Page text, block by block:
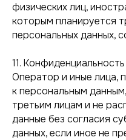
физических лиц,
которым планируется
персональных данных,
11.
Оператор и иные лица,
к персональным
третьим лицам и не
данные без согласия
данных, если иное не